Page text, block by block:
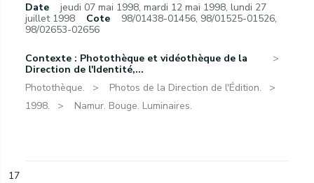
Date jeudi 07 mai 1998, mardi 12 mai 1998, lundi 27
juillet 1998
Cote
98/01438-01456, 98/01525-01526,
98/02653-02656
Contexte : Photothèque et vidéothèque de la
Direction de l'Identité,...
Photothèque.
Photos de la Direction de l'Édition.
1998.
Namur. Bouge. Luminaires.
17